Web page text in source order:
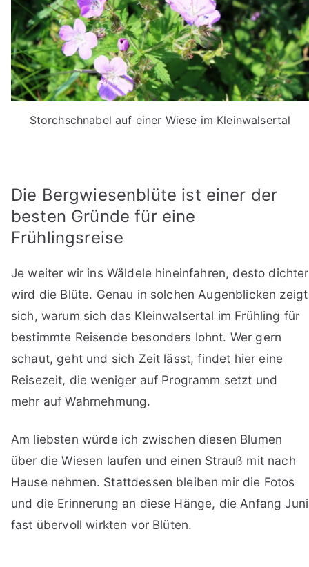
Storchschnabel auf einer Wiese im Kleinwalsertal
Die Bergwiesenblüte ist einer der
besten Gründe für eine
Frühlingsreise
Je weiter wir ins Wäldele hineinfahren, desto dichter
wird die Blüte. Genau in solchen Augenblicken zeigt
sich, warum sich das Kleinwalsertal im Frühling für
bestimmte Reisende besonders lohnt. Wer gern
schaut, geht und sich Zeit lässt, findet hier eine
Reisezeit, die weniger auf Programm setzt und
mehr auf Wahrnehmung.
Am liebsten würde ich zwischen diesen Blumen
über die Wiesen laufen und einen Strauß mit nach
Hause nehmen. Stattdessen bleiben mir die Fotos
und die Erinnerung an diese Hänge, die Anfang Juni
fast übervoll wirkten vor Blüten.